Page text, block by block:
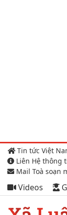
Tin tức Việt
Liên Hệ thông
Mail Toà soạn
Videos